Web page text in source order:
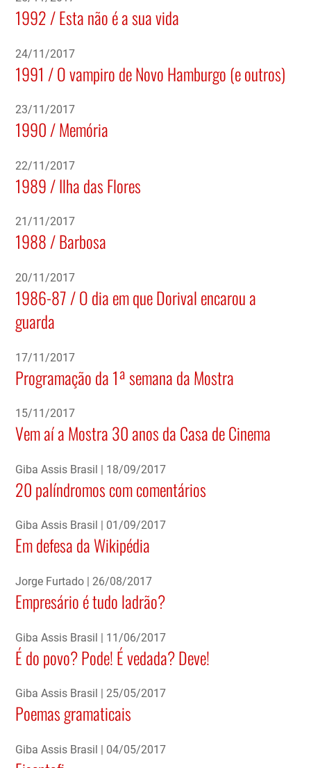
1992 / Esta não é a sua vida
24/11/2017
1991 / O vampiro de Novo Hamburgo (e outros)
23/11/2017
1990 / Memória
22/11/2017
1989 / Ilha das Flores
21/11/2017
1988 / Barbosa
20/11/2017
1986-87 / O dia em que Dorival encarou a
guarda
17/11/2017
Programação da 1ª semana da Mostra
15/11/2017
Vem aí a Mostra 30 anos da Casa de Cinema
Giba Assis Brasil 18/09/2017
20 palíndromos com comentários
Giba Assis Brasil 01/09/2017
Em defesa da Wikipédia
Jorge Furtado 26/08/2017
Empresário é tudo ladrão?
Giba Assis Brasil 11/06/2017
É do povo? Pode! É vedada? Deve!
Giba Assis Brasil 25/05/2017
Poemas gramaticais
Giba Assis Brasil 04/05/2017